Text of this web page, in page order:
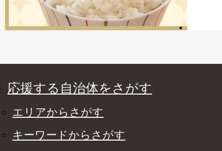
応援する自治体をさがす
エリアからさがす
キーワードからさがす